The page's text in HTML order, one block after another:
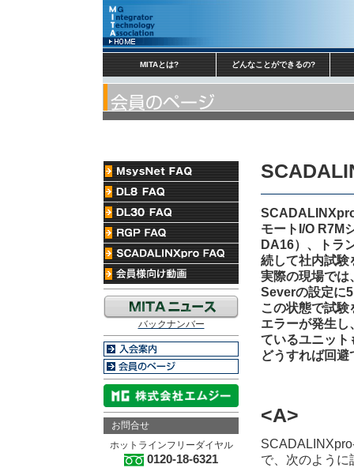
MITAとは? どんなことができるの?
バックナンバー
お問合せ
ホットラインフリーダイヤル
0120-18-6321
モートI/O R7M
DA16）、トラ
続して社内試験
実際の現場で
Severの設定に
この状態で試
エラーが発生し
ているユニット
どうすれば回避
<A>
で、次のように